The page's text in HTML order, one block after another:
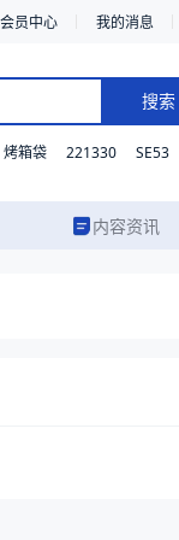
会员中心 我的消息
搜索
烤箱袋 221330 SE53
内容资讯